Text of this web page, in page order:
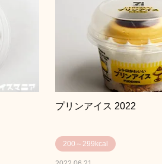
プリンアイス 2022
200～299kcal